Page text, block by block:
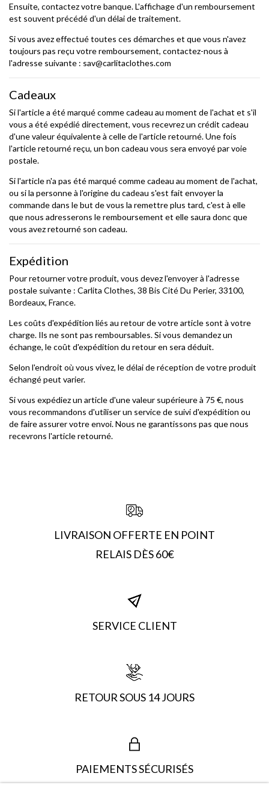
Ensuite, contactez votre banque. L'affichage d'un remboursement
est souvent précédé d'un délai de traitement.
Si vous avez effectué toutes ces démarches et que vous n'avez
toujours pas reçu votre remboursement, contactez-nous à
l'adresse suivante : sav@carlitaclothes.com
Cadeaux
Si l'article a été marqué comme cadeau au moment de l'achat et s'il
vous a été expédié directement, vous recevrez un crédit cadeau
d'une valeur équivalente à celle de l'article retourné. Une fois
l'article retourné reçu, un bon cadeau vous sera envoyé par voie
postale.
Si l'article n'a pas été marqué comme cadeau au moment de l'achat,
ou si la personne à l'origine du cadeau s'est fait envoyer la
commande dans le but de vous la remettre plus tard, c'est à elle
que nous adresserons le remboursement et elle saura donc que
vous avez retourné son cadeau.
Expédition
Pour retourner votre produit, vous devez l'envoyer à l'adresse
postale suivante : Carlita Clothes, 38 Bis Cité Du Perier, 33100,
Bordeaux, France.
Les coûts d'expédition liés au retour de votre article sont à votre
charge. Ils ne sont pas remboursables. Si vous demandez un
échange, le coût d'expédition du retour en sera déduit.
Selon l'endroit où vous vivez, le délai de réception de votre produit
échangé peut varier.
Si vous expédiez un article d'une valeur supérieure à 75 €, nous
vous recommandons d'utiliser un service de suivi d'expédition ou
de faire assurer votre envoi. Nous ne garantissons pas que nous
recevrons l'article retourné.
LIVRAISON OFFERTE EN POINT
RELAIS DÈS 60€
SERVICE CLIENT
RETOUR SOUS 14 JOURS
PAIEMENTS SÉCURISÉS